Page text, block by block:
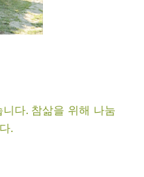
다. 참삶을 위해 나눔
.